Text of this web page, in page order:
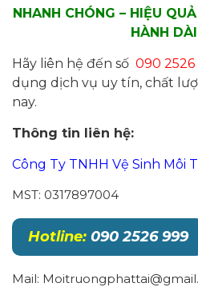
NHANH CHÓNG – HIỆU
HÀNH
Hãy liên hệ đến số 090 2526
dụng dịch vụ uy tín, chất
nay.
Thông tin liên hệ:
Công Ty TNHH Vệ Sinh Môi
MST: 0317897004
Hotline: 090 2526 999
Mail: